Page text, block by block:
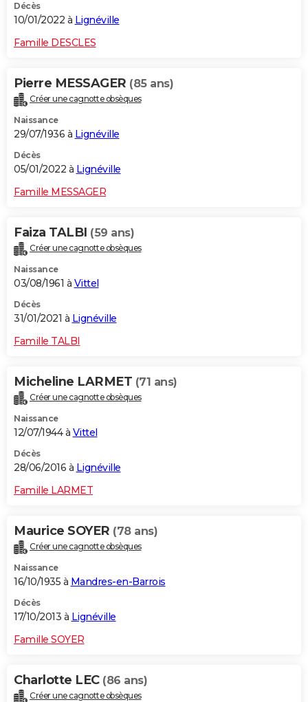
Décès
10/01/2022 à Lignéville
Famille DESCLES
Pierre MESSAGER (85 ans)
Créer une cagnotte obsèques
Naissance
29/07/1936 à Lignéville
Décès
05/01/2022 à Lignéville
Famille MESSAGER
Faiza TALBI (59 ans)
Créer une cagnotte obsèques
Naissance
03/08/1961 à Vittel
Décès
31/01/2021 à Lignéville
Famille TALBI
Micheline LARMET (71 ans)
Créer une cagnotte obsèques
Naissance
12/07/1944 à Vittel
Décès
28/06/2016 à Lignéville
Famille LARMET
Maurice SOYER (78 ans)
Créer une cagnotte obsèques
Naissance
16/10/1935 à Mandres-en-Barrois
Décès
17/10/2013 à Lignéville
Famille SOYER
Charlotte LEC (86 ans)
Créer une cagnotte obsèques